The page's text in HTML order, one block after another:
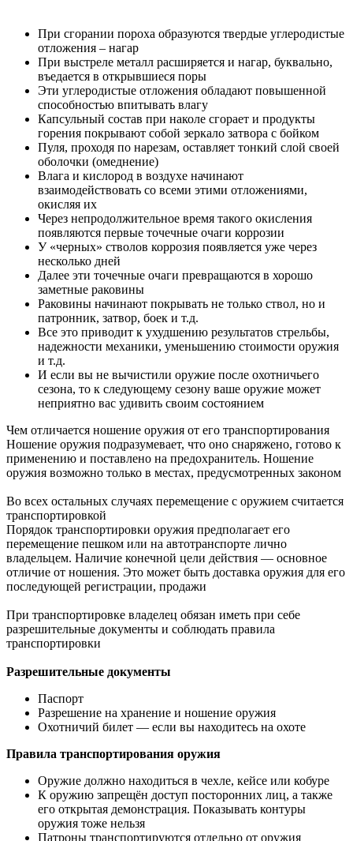
При сгорании пороха образуются твердые углеродистые
отложения – нагар
При выстреле металл расширяется и нагар, буквально,
въедается в открывшиеся поры
Эти углеродистые отложения обладают повышенной
способностью впитывать влагу
Капсульный состав при наколе сгорает и продукты
горения покрывают собой зеркало затвора с бойком
Пуля, проходя по нарезам, оставляет тонкий слой своей
оболочки (омеднение)
Влага и кислород в воздухе начинают
взаимодействовать со всеми этими отложениями,
окисляя их
Через непродолжительное время такого окисления
появляются первые точечные очаги коррозии
У «черных» стволов коррозия появляется уже через
несколько дней
Далее эти точечные очаги превращаются в хорошо
заметные раковины
Раковины начинают покрывать не только ствол, но и
патронник, затвор, боек и т.д.
Все это приводит к ухудшению результатов стрельбы,
надежности механики, уменьшению стоимости оружия
и т.д.
И если вы не вычистили оружие после охотничьего
сезона, то к следующему сезону ваше оружие может
неприятно вас удивить своим состоянием
Чем отличается ношение оружия от его транспортирования
Ношение оружия подразумевает, что оно снаряжено, готово к
применению и поставлено на предохранитель. Ношение
оружия возможно только в местах, предусмотренных законом
Во всех остальных случаях перемещение с оружием считается
транспортировкой
Порядок транспортировки оружия предполагает его
перемещение пешком или на автотранспорте лично
владельцем. Наличие конечной цели действия — основное
отличие от ношения. Это может быть доставка оружия для его
последующей регистрации, продажи
При транспортировке владелец обязан иметь при себе
разрешительные документы и соблюдать правила
транспортировки
Разрешительные документы
Паспорт
Разрешение на хранение и ношение оружия
Охотничий билет — если вы находитесь на охоте
Правила транспортирования оружия
Оружие должно находиться в чехле, кейсе или кобуре
К оружию запрещён доступ посторонних лиц, а также
его открытая демонстрация. Показывать контуры
оружия тоже нельзя
Патроны транспортируются отдельно от оружия